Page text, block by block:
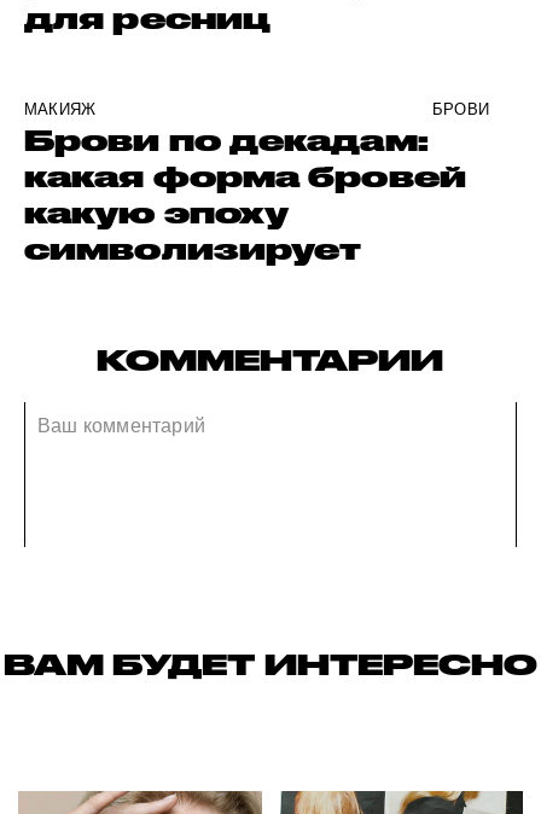
для ресниц
МАКИЯЖ БРОВИ
Брови по декадам:
какая форма бровей
какую эпоху
символизирует
КОММЕНТАРИИ
ВАМ БУДЕТ ИНТЕРЕСНО